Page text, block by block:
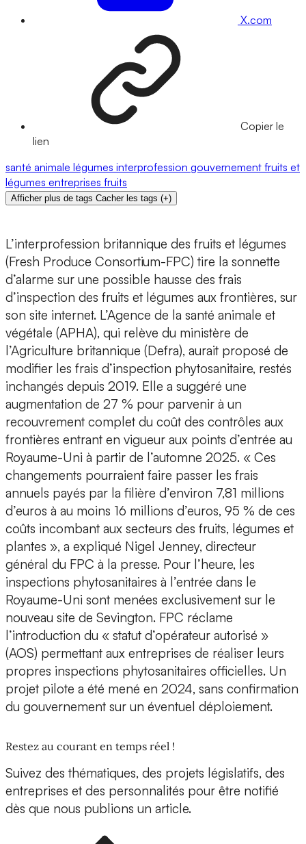
X.com
Copier le
lien
santé animale légumes interprofession gouvernement fruits et
légumes entreprises fruits
Afficher plus de tags Cacher les tags (+)
L’interprofession britannique des fruits et légumes
(Fresh Produce Consortium-FPC) tire la sonnette
d’alarme sur une possible hausse des frais
d’inspection des fruits et légumes aux frontières, sur
son site internet. L’Agence de la santé animale et
végétale (APHA), qui relève du ministère de
l’Agriculture britannique (Defra), aurait proposé de
modifier les frais d’inspection phytosanitaire, restés
inchangés depuis 2019. Elle a suggéré une
augmentation de 27 % pour parvenir à un
recouvrement complet du coût des contrôles aux
frontières entrant en vigueur aux points d’entrée au
Royaume-Uni à partir de l’automne 2025. « Ces
changements pourraient faire passer les frais
annuels payés par la filière d’environ 7,81 millions
d’euros à au moins 16 millions d’euros, 95 % de ces
coûts incombant aux secteurs des fruits, légumes et
plantes », a expliqué Nigel Jenney, directeur
général du FPC à la presse. Pour l’heure, les
inspections phytosanitaires à l’entrée dans le
Royaume-Uni sont menées exclusivement sur le
nouveau site de Sevington. FPC réclame
l’introduction du « statut d’opérateur autorisé »
(AOS) permettant aux entreprises de réaliser leurs
propres inspections phytosanitaires officielles. Un
projet pilote a été mené en 2024, sans confirmation
du gouvernement sur un éventuel déploiement.
Restez au courant en temps réel !
Suivez des thématiques, des projets législatifs, des
entreprises et des personnalités pour être notifié
dès que nous publions un article.